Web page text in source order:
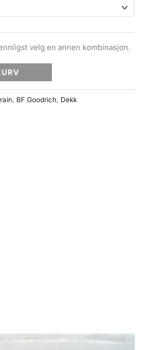
velg en annen kombinasjon.
, BF Goodrich, Dekk